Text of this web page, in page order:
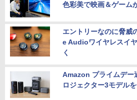
色彩美で映画＆ゲーム
エントリーなのに脅
e Audioワイヤレスイ
く
Amazon プライムデー
ロジェクター3モデル